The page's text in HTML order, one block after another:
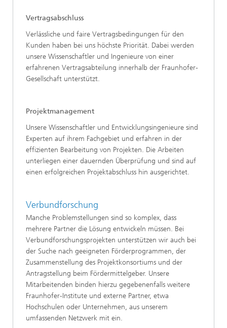
Vertragsabschluss
Verlässliche und faire Vertragsbedingungen für den
Kunden haben bei uns höchste Priorität. Dabei werden
unsere Wissenschaftler und Ingenieure von einer
erfahrenen Vertragsabteilung innerhalb der Fraunhofer-
Gesellschaft unterstützt.
Projektmanagement
Unsere Wissenschaftler und Entwicklungsingenieure sind
Experten auf ihrem Fachgebiet und erfahren in der
effizienten Bearbeitung von Projekten. Die Arbeiten
unterliegen einer dauernden Überprüfung und sind auf
einen erfolgreichen Projektabschluss hin ausgerichtet.
Verbundforschung
Manche Problemstellungen sind so komplex, dass
mehrere Partner die Lösung entwickeln müssen. Bei
Verbundforschungsprojekten unterstützen wir auch bei
der Suche nach geeigneten Förderprogrammen, der
Zusammenstellung des Projektkonsortiums und der
Antragstellung beim Fördermittelgeber. Unsere
Mitarbeitenden binden hierzu gegebenenfalls weitere
Fraunhofer-Institute und externe Partner, etwa
Hochschulen oder Unternehmen, aus unserem
umfassenden Netzwerk mit ein.